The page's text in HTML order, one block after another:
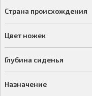
Страна происхождения
Цвет ножек
Глубина сиденья
Назначение